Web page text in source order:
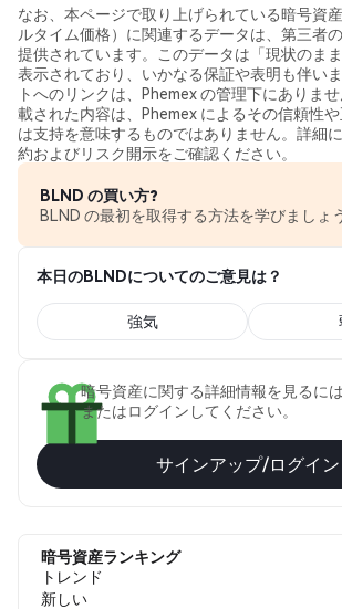
なお、本ページで取り上げられている暗号資
ルタイム価格）に関連するデータは、第三者
提供されています。このデータは「現状のま
表示されており、いかなる保証や表明も伴い
トへのリンクは、Phemex の管理下にありま
載された内容は、Phemex によるその信頼性
は支持を意味するものではありません。詳細
約およびリスク開示をご確認ください。
BLND の買い方?
BLND の最初を取得する方法を学びましょう
本日のBLNDについてのご意見は？
強気
暗号資産に関する詳細情報を見るに
またはログインしてください。
サインアップ/ログイン
暗号資産ランキング
トレンド
新しい